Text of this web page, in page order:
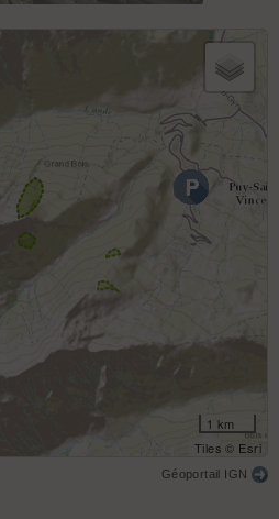
Julien Savy)
1 km
Tiles © Esri
Géoportail IGN